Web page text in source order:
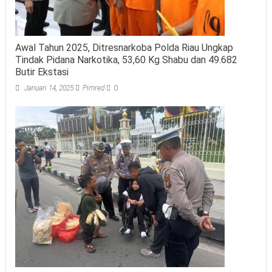
Awal Tahun 2025, Ditresnarkoba Polda Riau Ungkap
Tindak Pidana Narkotika, 53,60 Kg Shabu dan 49.682
Butir Ekstasi
Januari 14, 2025 Pimred 0